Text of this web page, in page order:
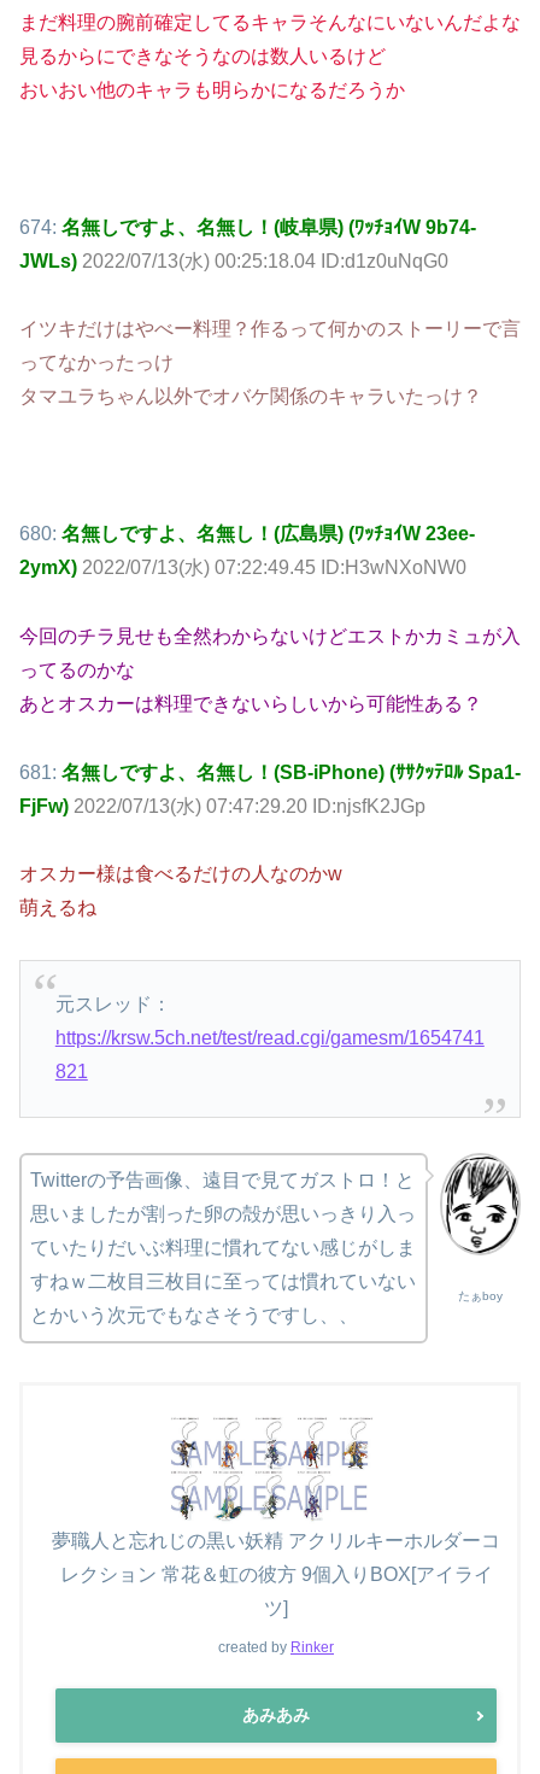
まだ料理の腕前確定してるキャラそんなにいないんだよな
見るからにできなそうなのは数人いるけど
おいおい他のキャラも明らかになるだろうか
674: 名無しですよ、名無し！(岐阜県) (ﾜｯﾁｮｲW 9b74-
JWLs) 2022/07/13(水) 00:25:18.04 ID:d1z0uNqG0
イツキだけはやべー料理？作るって何かのストーリーで言
ってなかったっけ
タマユラちゃん以外でオバケ関係のキャラいたっけ？
680: 名無しですよ、名無し！(広島県) (ﾜｯﾁｮｲW 23ee-
2ymX) 2022/07/13(水) 07:22:49.45 ID:H3wNXoNW0
今回のチラ見せも全然わからないけどエストかカミュが入
ってるのかな
あとオスカーは料理できないらしいから可能性ある？
681: 名無しですよ、名無し！(SB-iPhone) (ｻｻｸｯﾃﾛﾙ Spa1-
FjFw) 2022/07/13(水) 07:47:29.20 ID:njsfK2JGp
オスカー様は食べるだけの人なのかw
萌えるね
元スレッド：
https://krsw.5ch.net/test/read.cgi/gamesm/1654741
821
たぁboy
Twitterの予告画像、遠目で見てガストロ！と
思いましたが割った卵の殻が思いっきり入っ
ていたりだいぶ料理に慣れてない感じがしま
すねｗ二枚目三枚目に至っては慣れていない
とかいう次元でもなさそうですし、、
夢職人と忘れじの黒い妖精 アクリルキーホルダーコ
レクション 常花＆虹の彼方 9個入りBOX[アイライ
ツ]
created by Rinker
あみあみ